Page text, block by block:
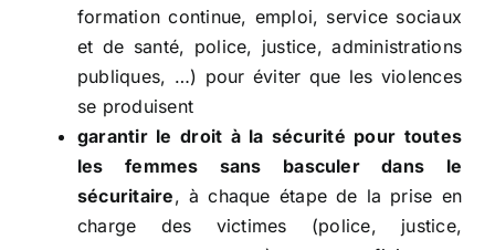
formation continue, emploi, service sociaux
et de santé, police, justice, administrations
publiques, …) pour éviter que les violences
se produisent
garantir le droit à la sécurité pour toutes
les femmes sans basculer dans le
sécuritaire, à chaque étape de la prise en
charge des victimes (police, justice,